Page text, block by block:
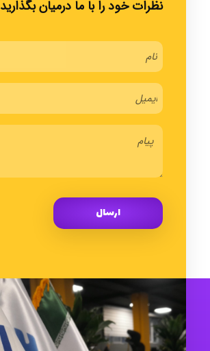
نظرات خود را با ما درمیان بگذارید